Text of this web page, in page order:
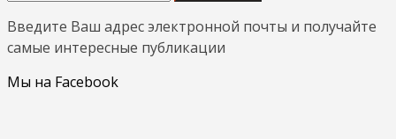
Введите Ваш адрес электронной почты и получайте
самые интересные публикации
Мы на Facebook